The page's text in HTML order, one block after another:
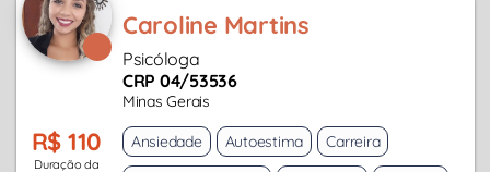
Caroline Martins
Psicóloga
CRP 04/53536
Minas Gerais
R$ 110
Duração da
Ansiedade Autoestima
Carreira